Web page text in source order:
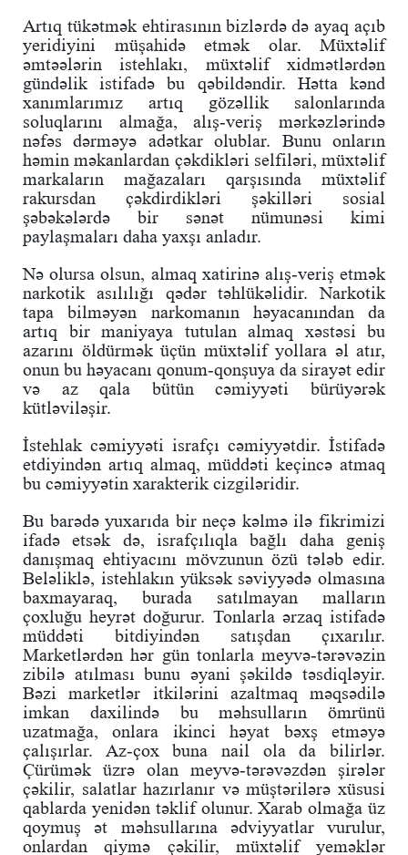
Artıq tükətmək ehtirasının bizlərdə də ayaq açıb
yeridiyini müşahidə etmək olar. Müxtəlif
əmtəələrin istehlakı, müxtəlif xidmətlərdən
gündəlik istifadə bu qəbildəndir. Hətta kənd
xanımlarımız artıq gözəllik salonlarında
soluqlarını almağa, alış-veriş mərkəzlərində
nəfəs dərməyə adətkar olublar. Bunu onların
həmin məkanlardan çəkdikləri selfiləri, müxtəlif
markaların mağazaları qarşısında müxtəlif
rakursdan çəkdirdikləri şəkilləri sosial
şəbəkələrdə bir sənət nümunəsi kimi
paylaşmaları daha yaxşı anladır.
Nə olursa olsun, almaq xatirinə alış-veriş etmək
narkotik asılılığı qədər təhlükəlidir. Narkotik
tapa bilməyən narkomanın həyacanından da
artıq bir maniyaya tutulan almaq xəstəsi bu
azarını öldürmək üçün müxtəlif yollara əl atır,
onun bu həyacanı qonum-qonşuya da sirayət edir
və az qala bütün cəmiyyəti bürüyərək
kütləviləşir.
İstehlak cəmiyyəti israfçı cəmiyyətdir. İstifadə
etdiyindən artıq almaq, müddəti keçincə atmaq
bu cəmiyyətin xarakterik cizgiləridir.
Bu barədə yuxarıda bir neçə kəlmə ilə fikrimizi
ifadə etsək də, israfçılıqla bağlı daha geniş
danışmaq ehtiyacını mövzunun özü tələb edir.
Beləliklə, istehlakın yüksək səviyyədə olmasına
baxmayaraq, burada satılmayan malların
çoxluğu heyrət doğurur. Tonlarla ərzaq istifadə
müddəti bitdiyindən satışdan çıxarılır.
Marketlərdən hər gün tonlarla meyvə-tərəvəzin
zibilə atılması bunu əyani şəkildə təsdiqləyir.
Bəzi marketlər itkilərini azaltmaq məqsədilə
imkan daxilində bu məhsulların ömrünü
uzatmağa, onlara ikinci həyat bəxş etməyə
çalışırlar. Az-çox buna nail ola da bilirlər.
Çürümək üzrə olan meyvə-tərəvəzdən şirələr
çəkilir, salatlar hazırlanır və müştərilərə xüsusi
qablarda yenidən təklif olunur. Xarab olmağa üz
qoymuş ət məhsullarına ədviyyatlar vurulur,
onlardan qiymə çəkilir, müxtəlif yeməklər